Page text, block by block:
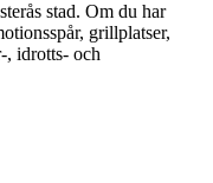
stad. Om du har
grillplatser,
, idrotts- och